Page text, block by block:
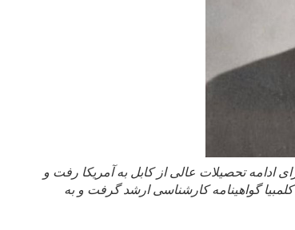
برای ادامه تحصیلات عالی از کابل به آمریکا رفت و
گواهینامه کارشناسی ارشد گرفت و به